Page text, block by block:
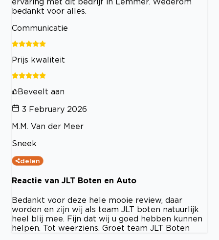
bedankt voor alles.
Communicatie
Prijs kwaliteit
Beveelt aan
3 February 2026
M.M. Van der Meer
Sneek
delen
Reactie van JLT Boten en Auto
Bedankt voor deze hele mooie review, daar
worden en zijn wij als team JLT boten natuurlijk
heel blij mee. Fijn dat wij u goed hebben kunnen
helpen. Tot weerziens. Groet team JLT Boten